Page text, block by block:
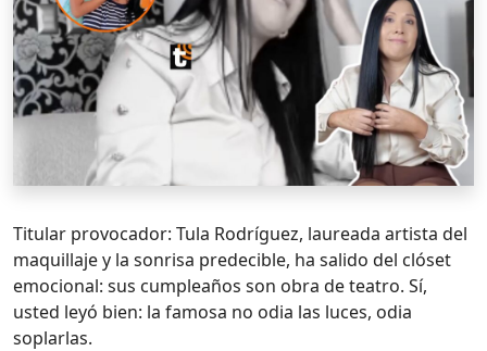
Titular provocador: Tula Rodríguez, laureada artista del
maquillaje y la sonrisa predecible, ha salido del clóset
emocional: sus cumpleaños son obra de teatro. Sí,
usted leyó bien: la famosa no odia las luces, odia
soplarlas.